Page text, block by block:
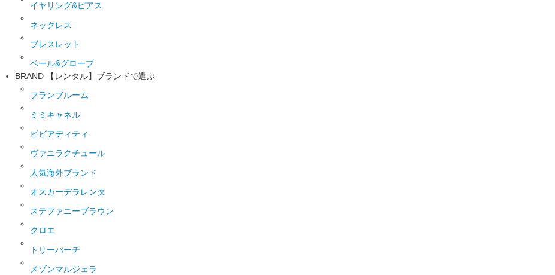
イヤリング&ピアス
ネックレス
ブレスレット
ベール&グローブ
BRAND
【レンタル】ブランドで選ぶ
フランブルーム
ミミキャネル
ビビアディティ
ヴァニラクチュール
人気海外ブランド
オスカーデラレンタ
ステファニーブラウン
クロエ
トリーバーチ
メゾンマルジェラ